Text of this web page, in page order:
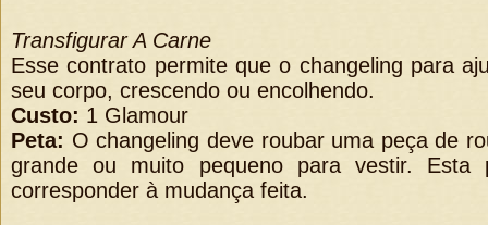
Transfigurar A Carne
Esse contrato permite que o changeling para
seu corpo, crescendo ou encolhendo.
Custo: 1 Glamour
Peta: O changeling deve roubar uma peça de
grande ou muito pequeno para vestir.
corresponder à mudança feita.